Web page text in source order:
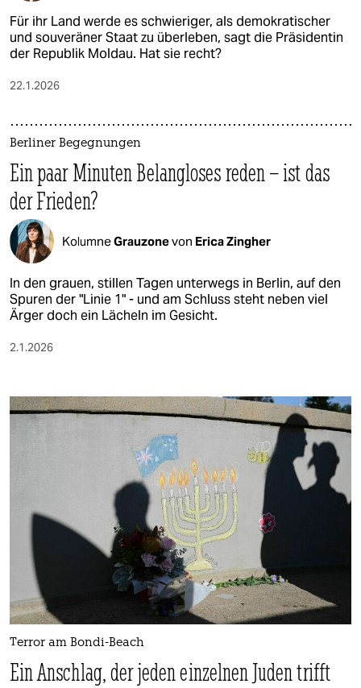
Für ihr Land werde es schwieriger, als demokratischer
und souveräner Staat zu überleben, sagt die Präsidentin
der Republik Moldau. Hat sie recht?
22.1.2026
Berliner Begegnungen
Ein paar Minuten Belangloses reden – ist das
der Frieden?
KolumneGrauzonevon Erica Zingher
In den grauen, stillen Tagen unterwegs in Berlin, auf den
Spuren der "Linie 1" - und am Schluss steht neben viel
Ärger doch ein Lächeln im Gesicht.
2.1.2026
Terror am Bondi-Beach
Ein Anschlag, der jeden einzelnen Juden trifft